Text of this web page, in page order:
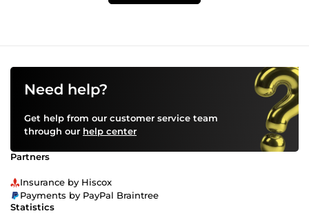
Need help?
Get help from our customer service team
through our help center
Partners
Insurance by Hiscox
Payments by PayPal Braintree
Statistics